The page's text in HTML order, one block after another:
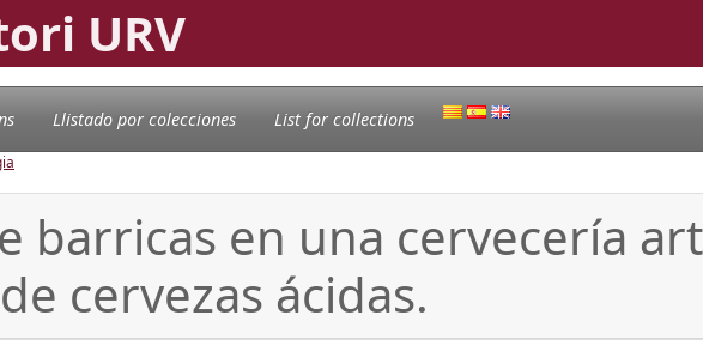
URV
Llistado por colecciones List for collections
barricas en una cervecería
cervezas ácidas.